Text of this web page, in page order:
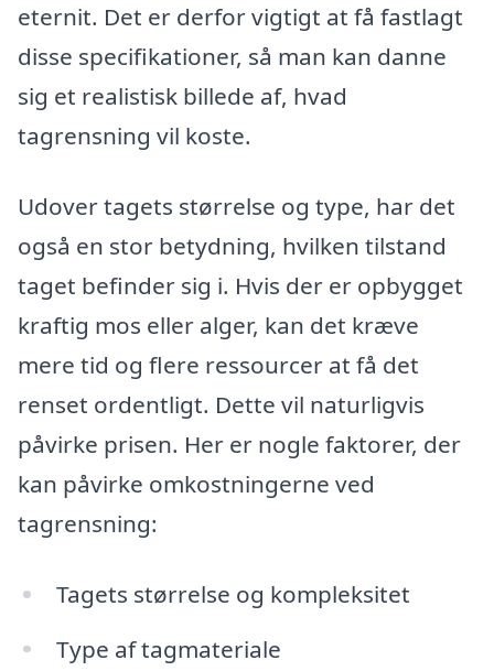
eternit. Det er derfor vigtigt at få fastlagt
disse specifikationer, så man kan danne
sig et realistisk billede af, hvad
tagrensning vil koste.
Udover tagets størrelse og type, har det
også en stor betydning, hvilken tilstand
taget befinder sig i. Hvis der er opbygget
kraftig mos eller alger, kan det kræve
mere tid og flere ressourcer at få det
renset ordentligt. Dette vil naturligvis
påvirke prisen. Her er nogle faktorer, der
kan påvirke omkostningerne ved
tagrensning:
Tagets størrelse og kompleksitet
Type af tagmateriale